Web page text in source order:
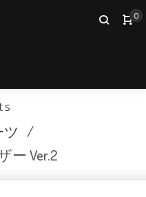
0
ツ /
ー Ver.2